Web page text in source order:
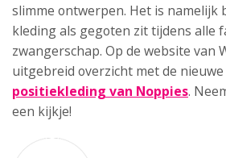
slimme ontwerpen. Het is namelijk
kleding als gegoten zit tijdens alle
zwangerschap. Op de website van
uitgebreid overzicht met de nieuwe
positiekleding van Noppies.
een kijkje!